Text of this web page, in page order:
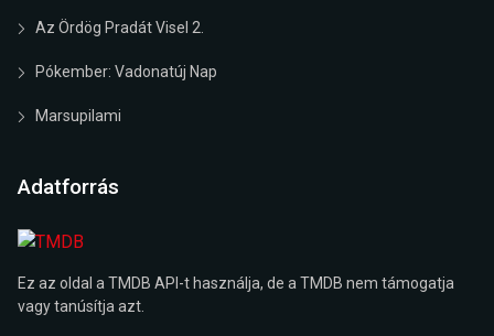
Az Ördög Pradát Visel 2.
Pókember: Vadonatúj Nap
Marsupilami
Adatforrás
Ez az oldal a TMDB API-t használja, de a TMDB nem támogatja
vagy tanúsítja azt.